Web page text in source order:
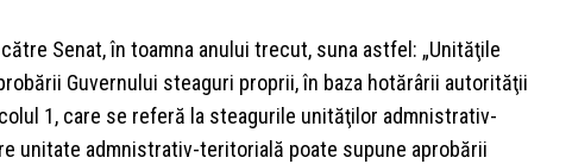
Senat, în toamna anului trecut, suna astfel: „Unităţile
Guvernului steaguri proprii, în baza hotărârii autorităţii
1, care se referă la steagurile unităţilor admnistrativ-
unitate admnistrativ-teritorială poate supune aprobării